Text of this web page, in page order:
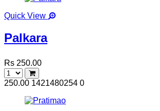
Quick View
Palkara
Rs 250.00
250.00 1421480254 0